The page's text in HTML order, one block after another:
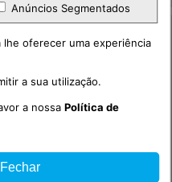
Anúncios Segmentados
oferecer uma experiência
a sua utilização.
a nossaPolítica de